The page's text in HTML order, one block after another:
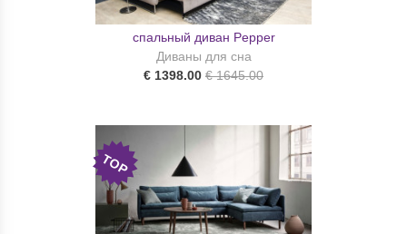
спальный диван Pepper
Диваны для сна
€ 1398.00 € 1645.00
TOP